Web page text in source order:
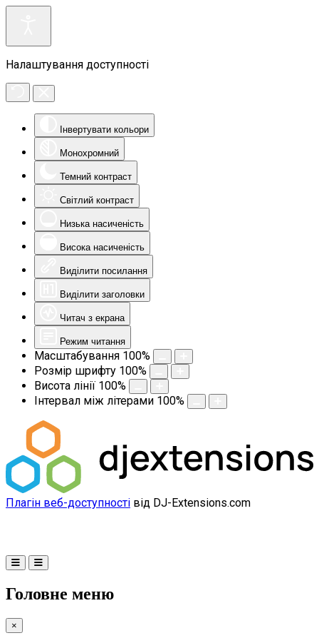
Налаштування доступності
Інвертувати кольори
Монохромний
Темний контраст
Світлий контраст
Низька насиченість
Висока насиченість
Виділити посилання
Виділити заголовки
Читач з екрана
Режим читання
Масштабування 100%
Розмір шрифту 100%
Висота лінії 100%
Інтервал між літерами 100%
Плагін веб-доступності від DJ-Extensions.com
Головне меню
×